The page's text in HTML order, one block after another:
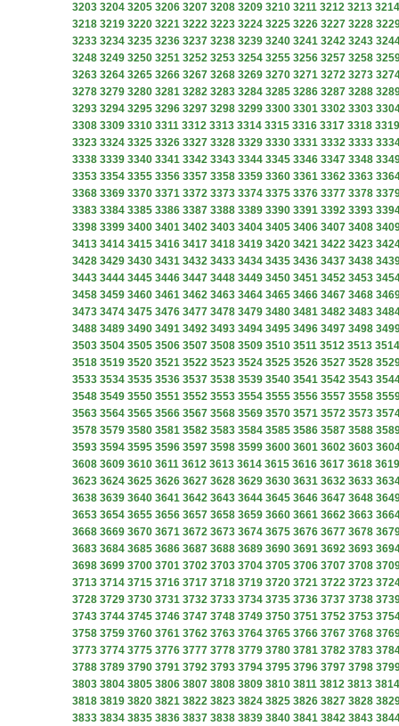
3203 3204 3205 3206 3207 3208 3209 3210 3211 3212 3213 3214
3218 3219 3220 3221 3222 3223 3224 3225 3226 3227 3228
3233 3234 3235 3236 3237 3238 3239 3240 3241 3242 3243
3248 3249 3250 3251 3252 3253 3254 3255 3256 3257 3258
3263 3264 3265 3266 3267 3268 3269 3270 3271 3272 3273
3278 3279 3280 3281 3282 3283 3284 3285 3286 3287 3288
3293 3294 3295 3296 3297 3298 3299 3300 3301 3302 3303
3308 3309 3310 3311 3312 3313 3314 3315 3316 3317 3318 3319
3323 3324 3325 3326 3327 3328 3329 3330 3331 3332 3333
3338 3339 3340 3341 3342 3343 3344 3345 3346 3347 3348
3353 3354 3355 3356 3357 3358 3359 3360 3361 3362 3363
3368 3369 3370 3371 3372 3373 3374 3375 3376 3377 3378
3383 3384 3385 3386 3387 3388 3389 3390 3391 3392 3393
3398 3399 3400 3401 3402 3403 3404 3405 3406 3407 3408
3413 3414 3415 3416 3417 3418 3419 3420 3421 3422 3423
3428 3429 3430 3431 3432 3433 3434 3435 3436 3437 3438
3443 3444 3445 3446 3447 3448 3449 3450 3451 3452 3453
3458 3459 3460 3461 3462 3463 3464 3465 3466 3467 3468
3473 3474 3475 3476 3477 3478 3479 3480 3481 3482 3483
3488 3489 3490 3491 3492 3493 3494 3495 3496 3497 3498
3503 3504 3505 3506 3507 3508 3509 3510 3511 3512 3513 3514
3518 3519 3520 3521 3522 3523 3524 3525 3526 3527 3528
3533 3534 3535 3536 3537 3538 3539 3540 3541 3542 3543
3548 3549 3550 3551 3552 3553 3554 3555 3556 3557 3558
3563 3564 3565 3566 3567 3568 3569 3570 3571 3572 3573
3578 3579 3580 3581 3582 3583 3584 3585 3586 3587 3588
3593 3594 3595 3596 3597 3598 3599 3600 3601 3602 3603
3608 3609 3610 3611 3612 3613 3614 3615 3616 3617 3618 3619
3623 3624 3625 3626 3627 3628 3629 3630 3631 3632 3633
3638 3639 3640 3641 3642 3643 3644 3645 3646 3647 3648
3653 3654 3655 3656 3657 3658 3659 3660 3661 3662 3663
3668 3669 3670 3671 3672 3673 3674 3675 3676 3677 3678
3683 3684 3685 3686 3687 3688 3689 3690 3691 3692 3693
3698 3699 3700 3701 3702 3703 3704 3705 3706 3707 3708
3713 3714 3715 3716 3717 3718 3719 3720 3721 3722 3723
3728 3729 3730 3731 3732 3733 3734 3735 3736 3737 3738
3743 3744 3745 3746 3747 3748 3749 3750 3751 3752 3753
3758 3759 3760 3761 3762 3763 3764 3765 3766 3767 3768
3773 3774 3775 3776 3777 3778 3779 3780 3781 3782 3783
3788 3789 3790 3791 3792 3793 3794 3795 3796 3797 3798
3803 3804 3805 3806 3807 3808 3809 3810 3811 3812 3813 3814
3818 3819 3820 3821 3822 3823 3824 3825 3826 3827 3828
3833 3834 3835 3836 3837 3838 3839 3840 3841 3842 3843